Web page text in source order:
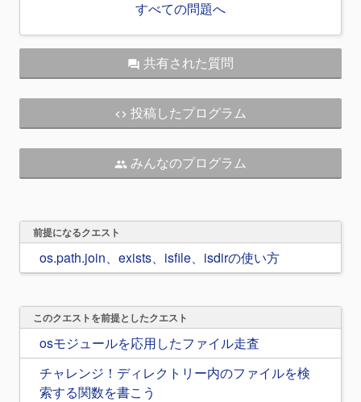
すべての問題へ
question_answer 共有された質問
code 投稿したプログラム
people みんなのプログラム
前提になるクエスト
os.path.join、exists、isfile、isdirの使い方
このクエストを前提としたクエスト
osモジュールを応用したファイル走査
チャレンジ！ディレクトリー内のファイルを検
索する関数を書こう